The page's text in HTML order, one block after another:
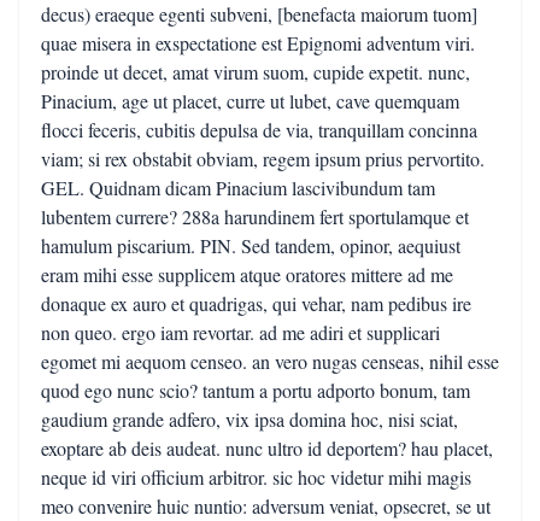
decus) eraeque egenti subveni, [benefacta maiorum tuom]
quae misera in exspectatione est Epignomi adventum viri.
proinde ut decet, amat virum suom, cupide expetit. nunc,
Pinacium, age ut placet, curre ut lubet, cave quemquam
flocci feceris, cubitis depulsa de via, tranquillam concinna
viam; si rex obstabit obviam, regem ipsum prius pervortito.
GEL. Quidnam dicam Pinacium lascivibundum tam
lubentem currere? 288a harundinem fert sportulamque et
hamulum piscarium. PIN. Sed tandem, opinor, aequiust
eram mihi esse supplicem atque oratores mittere ad me
donaque ex auro et quadrigas, qui vehar, nam pedibus ire
non queo. ergo iam revortar. ad me adiri et supplicari
egomet mi aequom censeo. an vero nugas censeas, nihil esse
quod ego nunc scio? tantum a portu adporto bonum, tam
gaudium grande adfero, vix ipsa domina hoc, nisi sciat,
exoptare ab deis audeat. nunc ultro id deportem? hau placet,
neque id viri officium arbitror. sic hoc videtur mihi magis
meo convenire huic nuntio: adversum veniat, opsecret, se ut